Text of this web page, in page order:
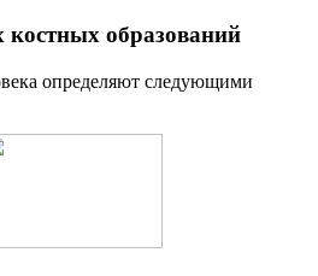
образований
определяют следующими